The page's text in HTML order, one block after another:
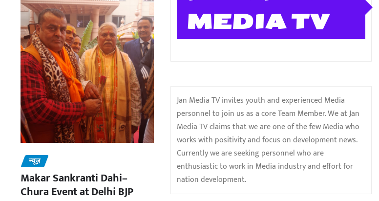
न्यूज़
Makar Sankranti Dahi–
Chura Event at Delhi BJP
MEDIA TV
Jan Media TV invites youth and experienced Media
personnel to join us as a core Team Member. We at Jan
Media TV claims that we are one of the few Media who
works with positivity and focus on development news.
Currently we are seeking personnel who are
enthusiastic to work in Media industry and effort for
nation development.